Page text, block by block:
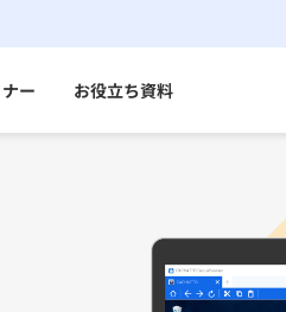
ー お役立ち資料
現データレスクライアント